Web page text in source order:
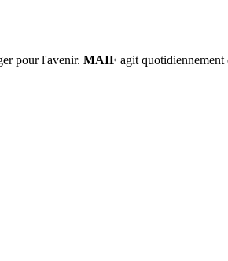
pour l'avenir. MAIF agit